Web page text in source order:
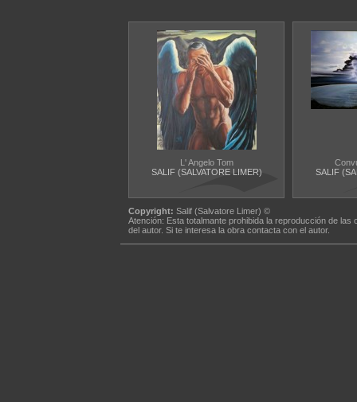
L' Angelo Tom
SALIF (SALVATORE LIMER)
SALIF
Copyright: Salif (Salvatore Limer) ©
Atención: Esta totalmante prohibida la reproducción de
del autor. Si te interesa la obra contacta con el autor.